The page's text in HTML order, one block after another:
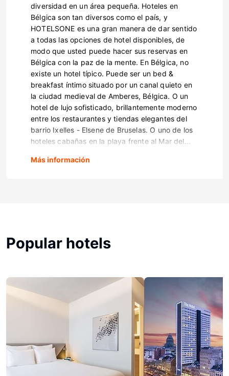
diversidad en un área pequeña. Hoteles en
Bélgica son tan diversos como el país, y
HOTELSONE es una gran manera de dar sentido
a todas las opciones de hotel disponibles, de
modo que usted puede hacer sus reservas en
Bélgica con la paz de la mente. En Bélgica, no
existe un hotel típico. Puede ser un bed &
breakfast íntimo situado por un canal quieto en
la ciudad medieval de Amberes, Bélgica. O un
hotel de lujo sofisticado, brillantemente moderno
entre los restaurantes y tiendas elegantes del
barrio Ixelles - Elsene de Bruselas. O uno de los
hoteles cabañas en la playa frente al Mar del...
Más información
Popular hotels